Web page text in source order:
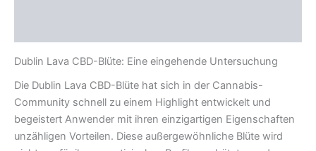
Dublin Lava CBD-Blüte: Eine eingehende Untersuchung
Die Dublin Lava CBD-Blüte hat sich in der Cannabis-
Community schnell zu einem Highlight entwickelt und
begeistert Anwender mit ihren einzigartigen Eigenschaften
unzähligen Vorteilen. Diese außergewöhnliche Blüte wird